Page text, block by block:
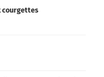
courgettes